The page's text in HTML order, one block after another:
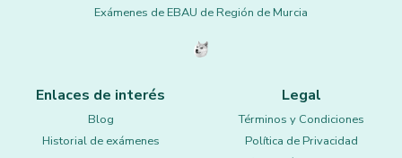
Exámenes de EBAU de Región de Murcia
Enlaces de interés
Blog
Historial de exámenes
Legal
Términos y Condiciones
Política de Privacidad